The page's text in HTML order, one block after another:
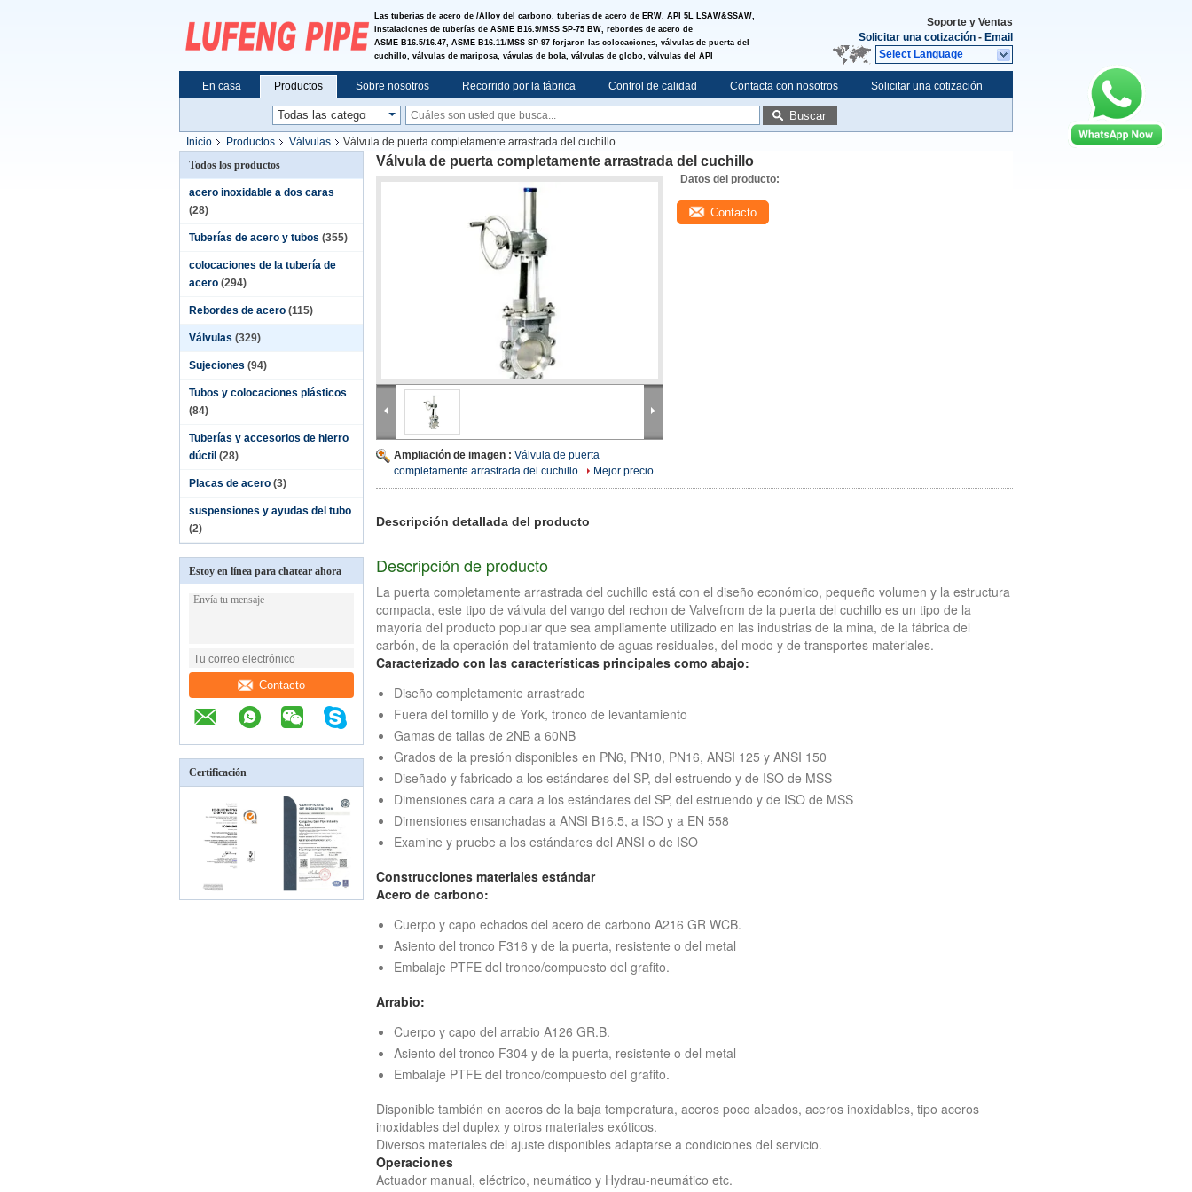
Las tuberías de acero de /Alloy del carbono, tuberías de acero de ERW, API 5L LSAW&SSAW,
instalaciones de tuberías de ASME B16.9/MSS SP-75 BW, rebordes de acero de
ASME B16.5/16.47, ASME B16.11/MSS SP-97 forjaron las colocaciones, válvulas de puerta del
cuchillo, válvulas de mariposa, vávulas de bola, válvulas de globo, válvulas del API
Soporte y Ventas
Solicitar una cotización - Email
Select Language
En casa Productos Sobre nosotros Recorrido por la fábrica Control de calidad Contacta con nosotros Solicitar una cotización
Buscar
Inicio Productos Válvulas
Válvula de puerta completamente arrastrada del cuchillo
Todos los productos
acero inoxidable a dos caras
(28)
Tuberías de acero y tubos (355)
colocaciones de la tubería de
acero (294)
Rebordes de acero (115)
Válvulas (329)
Sujeciones (94)
Tubos y colocaciones plásticos
(84)
Tuberías y accesorios de hierro
dúctil (28)
Placas de acero (3)
suspensiones y ayudas del tubo
(2)
Estoy en línea para chatear ahora
Contacto
Certificación
Válvula de puerta completamente arrastrada del cuchillo
Ampliación de imagen : Válvula de puerta
completamente arrastrada del cuchillo
Mejor precio
Datos del producto:
Contacto
Descripción detallada del producto
Descripción de producto
La puerta completamente arrastrada del cuchillo está con el diseño económico, pequeño volumen y la estructura
compacta, este tipo de válvula del vango del rechon de Valvefrom de la puerta del cuchillo es un tipo de la
mayoría del producto popular que sea ampliamente utilizado en las industrias de la mina, de la fábrica del
carbón, de la operación del tratamiento de aguas residuales, del modo y de transportes materiales.
Caracterizado con las características principales como abajo:
Diseño completamente arrastrado
Fuera del tornillo y de York, tronco de levantamiento
Gamas de tallas de 2NB a 60NB
Grados de la presión disponibles en PN6, PN10, PN16, ANSI 125 y ANSI 150
Diseñado y fabricado a los estándares del SP, del estruendo y de ISO de MSS
Dimensiones cara a cara a los estándares del SP, del estruendo y de ISO de MSS
Dimensiones ensanchadas a ANSI B16.5, a ISO y a EN 558
Examine y pruebe a los estándares del ANSI o de ISO
Construcciones materiales estándar
Acero de carbono:
Cuerpo y capo echados del acero de carbono A216 GR WCB.
Asiento del tronco F316 y de la puerta, resistente o del metal
Embalaje PTFE del tronco/compuesto del grafito.
Arrabio:
Cuerpo y capo del arrabio A126 GR.B.
Asiento del tronco F304 y de la puerta, resistente o del metal
Embalaje PTFE del tronco/compuesto del grafito.
Disponible también en aceros de la baja temperatura, aceros poco aleados, aceros inoxidables, tipo aceros
inoxidables del duplex y otros materiales exóticos.
Diversos materiales del ajuste disponibles adaptarse a condiciones del servicio.
Operaciones
Actuador manual, eléctrico, neumático y Hydrau-neumático etc.